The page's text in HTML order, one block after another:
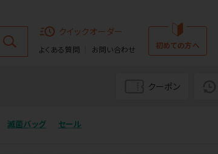
クイックオーダー
よくある質問 お問い合わせ 初めての方へ
クーポン
滅菌バッグ セール